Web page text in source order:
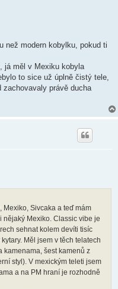
než modern kobylku, pokud ti
já měl v Mexiku kobyla
to sice už úplně čistý tele,
právě ducha
Mexiko, Sivcaka a teď mám
Mexiko. Classic vibe je
sehnat kolem devíti tisíc
Měl jsem v těch telatech
kamenama, šest kamenů z
styl). V mexickým teleti jsem
a na PM hraní je rozhodně